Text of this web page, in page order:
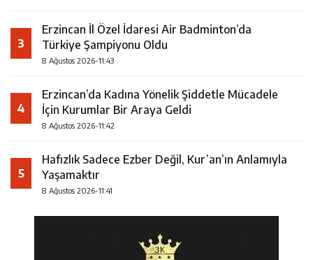
3
Erzincan İl Özel İdaresi Air Badminton’da
Türkiye Şampiyonu Oldu
8 Ağustos 2026-11:43
4
Erzincan’da Kadına Yönelik Şiddetle Mücadele
İçin Kurumlar Bir Araya Geldi
8 Ağustos 2026-11:42
5
Hafızlık Sadece Ezber Değil, Kur’an’ın Anlamıyla
Yaşamaktır
8 Ağustos 2026-11:41